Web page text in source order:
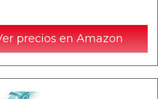
precios en Amazon